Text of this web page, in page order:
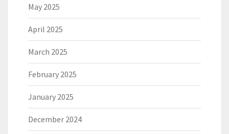
May 2025
April 2025
March 2025
February 2025
January 2025
December 2024